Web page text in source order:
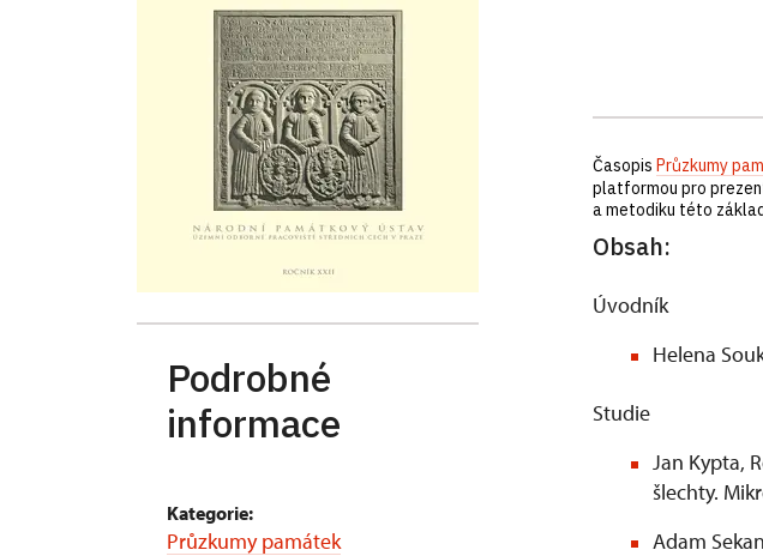
Podrobné
informace
Kategorie:
Průzkumy památek
Časopis Průzkumy
platformou pro
a metodiku této
Obsah:
Úvodník
Helena
Studie
Jan Kypta,
šlechty.
Adam